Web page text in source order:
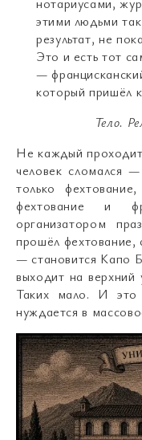
этими людьми
результат, не
Это и есть тот
—
который пришёл
Тело.
Не каждый
человек сломался
только
фехтование и
организатором
прошёл фехтование,
— становится Капо
выходит на
Таких мало. И это
нуждается в